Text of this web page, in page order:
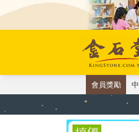
會員獎勵